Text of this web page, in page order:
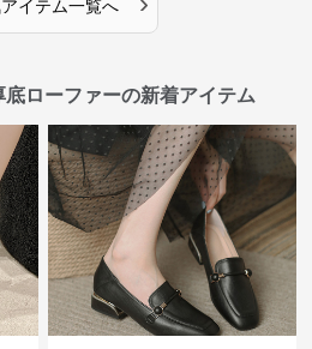
アイテム一覧へ
ローファーの新着アイテム